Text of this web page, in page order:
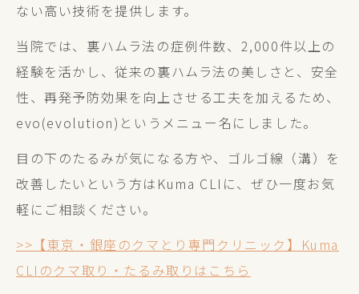
ない高い技術を提供します。
当院では、裏ハムラ法の症例件数、2,000件以上の
経験を活かし、従来の裏ハムラ法の美しさと、安全
性、再発予防効果を向上させる工夫を加えるため、
evo(evolution)というメニュー名にしました。
目の下のたるみが気になる方や、ゴルゴ線（溝）を
改善したいという方はKuma CLIに、ぜひ一度お気
軽にご相談ください。
>>【東京・銀座のクマとり専門クリニック】Kuma
CLIのクマ取り・たるみ取りはこちら